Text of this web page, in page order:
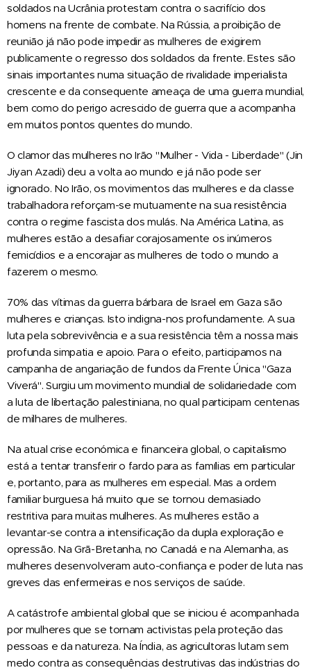
soldados na Ucrânia protestam contra o sacrifício dos
homens na frente de combate. Na Rússia, a proibição de
reunião já não pode impedir as mulheres de exigirem
publicamente o regresso dos soldados da frente. Estes são
sinais importantes numa situação de rivalidade imperialista
crescente e da consequente ameaça de uma guerra mundial,
bem como do perigo acrescido de guerra que a acompanha
em muitos pontos quentes do mundo.
O clamor das mulheres no Irão "Mulher - Vida - Liberdade" (Jin
Jiyan Azadi) deu a volta ao mundo e já não pode ser
ignorado. No Irão, os movimentos das mulheres e da classe
trabalhadora reforçam-se mutuamente na sua resistência
contra o regime fascista dos mulás. Na América Latina, as
mulheres estão a desafiar corajosamente os inúmeros
femicídios e a encorajar as mulheres de todo o mundo a
fazerem o mesmo.
70% das vítimas da guerra bárbara de Israel em Gaza são
mulheres e crianças. Isto indigna-nos profundamente. A sua
luta pela sobrevivência e a sua resistência têm a nossa mais
profunda simpatia e apoio. Para o efeito, participamos na
campanha de angariação de fundos da Frente Única "Gaza
Viverá". Surgiu um movimento mundial de solidariedade com
a luta de libertação palestiniana, no qual participam centenas
de milhares de mulheres.
Na atual crise económica e financeira global, o capitalismo
está a tentar transferir o fardo para as famílias em particular
e, portanto, para as mulheres em especial. Mas a ordem
familiar burguesa há muito que se tornou demasiado
restritiva para muitas mulheres. As mulheres estão a
levantar-se contra a intensificação da dupla exploração e
opressão. Na Grã-Bretanha, no Canadá e na Alemanha, as
mulheres desenvolveram auto-confiança e poder de luta nas
greves das enfermeiras e nos serviços de saúde.
A catástrofe ambiental global que se iniciou é acompanhada
por mulheres que se tornam activistas pela proteção das
pessoas e da natureza. Na Índia, as agricultoras lutam sem
medo contra as consequências destrutivas das indústrias do